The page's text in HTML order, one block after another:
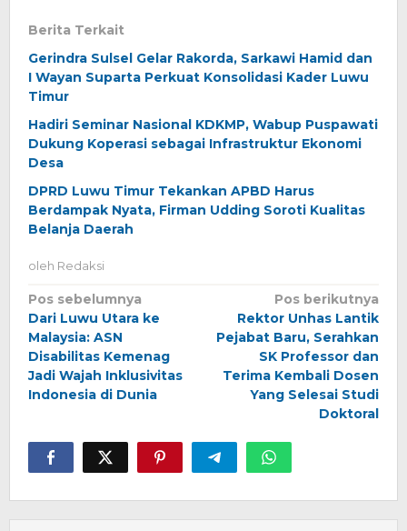
Berita Terkait
Gerindra Sulsel Gelar Rakorda, Sarkawi Hamid dan
I Wayan Suparta Perkuat Konsolidasi Kader Luwu
Timur
Hadiri Seminar Nasional KDKMP, Wabup Puspawati
Dukung Koperasi sebagai Infrastruktur Ekonomi
Desa
DPRD Luwu Timur Tekankan APBD Harus
Berdampak Nyata, Firman Udding Soroti Kualitas
Belanja Daerah
oleh Redaksi
Navigasi
pos
Pos sebelumnya
Dari Luwu Utara ke
Malaysia: ASN
Disabilitas Kemenag
Jadi Wajah Inklusivitas
Indonesia di Dunia
Pos berikutnya
Rektor Unhas Lantik
Pejabat Baru, Serahkan
SK Professor dan
Terima Kembali Dosen
Yang Selesai Studi
Doktoral